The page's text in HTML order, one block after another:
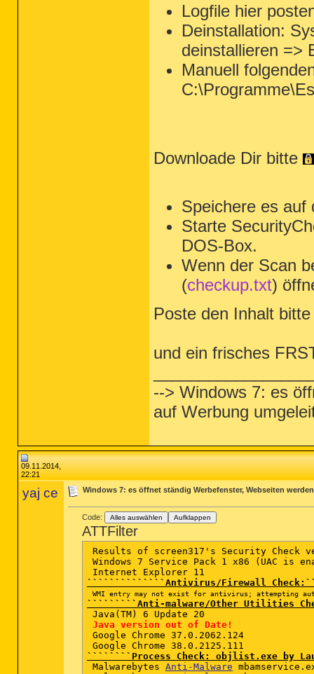
Logfile hier
Deinstallation:
deinstallieren =>
Manuell
Downloade Dir bitte
Speichere es auf
Starte
DOS-Box.
Wenn der Scan
(checkup.txt)
Poste den Inhalt
und ein frisches
--> Windows 7: es
auf Werbung
09.11.2014,
22:21
yaj ce Windows 7: es öffnet ständig Werbefenster, Webseiten
Code: Alles auswählen Aufklappen
ATTFilter
Results of screen317's Security Check
Windows 7 Service Pack 1 x86 (UAC is
``````````````Antivirus/Firewall
WMI entry may not exist for antivirus; attempting
`````````Anti-malware/Other Utilities
Java(TM) 6 Update 20
Java version out of Date!
Google Chrome 37.0.2062.124
````````Process Check: objlist.exe by
Malwarebytes Anti-Malware